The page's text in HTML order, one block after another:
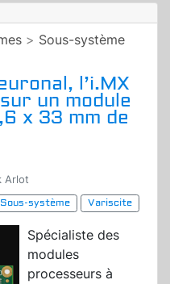
> Sous-système
l’i.MX
un module
x 33 mm de
Arlot
Sous-système
Variscite
Spécialiste des
modules
processeurs à